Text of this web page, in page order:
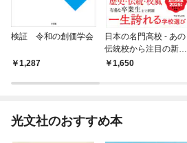
検証 令和の創価学会
1,287
日本の名門高校 - あの
伝統校から注目の新勢
力まで -
1,650
光文社のおすすめ本